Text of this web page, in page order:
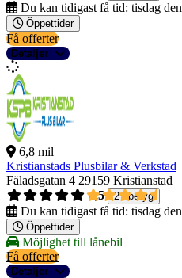
Du kan tidigast få tid: tisdag
Öppettider
Få offerter
Detaljer
6,8 mil
Kristianstads Plusbilar & Verkstad
Fäladsgatan 4 29159 Kristianstad
4,5
27 betyg
Du kan tidigast få tid: tisdag
Öppettider
Möjlighet till lånebil
Få offerter
Detaljer